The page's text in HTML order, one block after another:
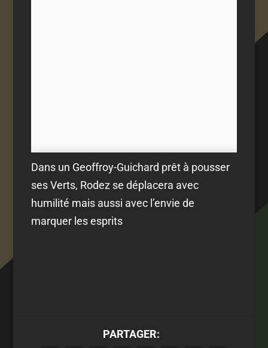
Dans un Geoffroy-Guichard prêt à pousser
ses Verts, Rodez se déplacera avec
humilité mais aussi avec l’envie de
marquer les esprits
PARTAGER: